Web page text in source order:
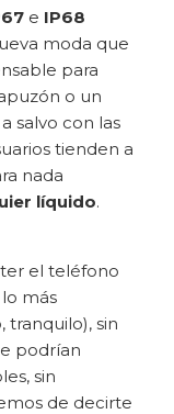
e IP68
moda que
para
o un
salvo con las
tienden a
nada
líquido.
el teléfono
más
tranquilo), sin
podrían
sin
de decirte